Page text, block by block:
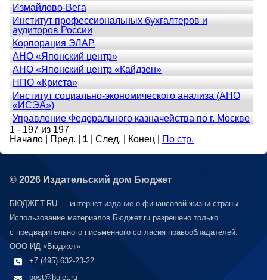
Измайлово-Вега
Институт профессиональных бухгалтеров и
аудиторов России
Корпорация ЭЛАР
АНО «Японский центр»
АНО «Японский центр «Кайдзен»
НПО «Криста»
Институт социально-экономического анализа (АНО
«ИСЭА»)
Управление Федерального казначейства по г. Москве
1 - 197 из 197
Начало | Пред. | 1 | След. | Конец | По стр.
© 2026 Издательский дом Бюджет
БЮДЖЕТ.RU — интернет-издание о финансовой жизни страны.
Использование материалов Бюджет.ru разрешено только
с предварительного письменного согласия правообладателей.
ООО ИД «Бюджет»
+7 (495) 632-23-22
post@bujet.ru